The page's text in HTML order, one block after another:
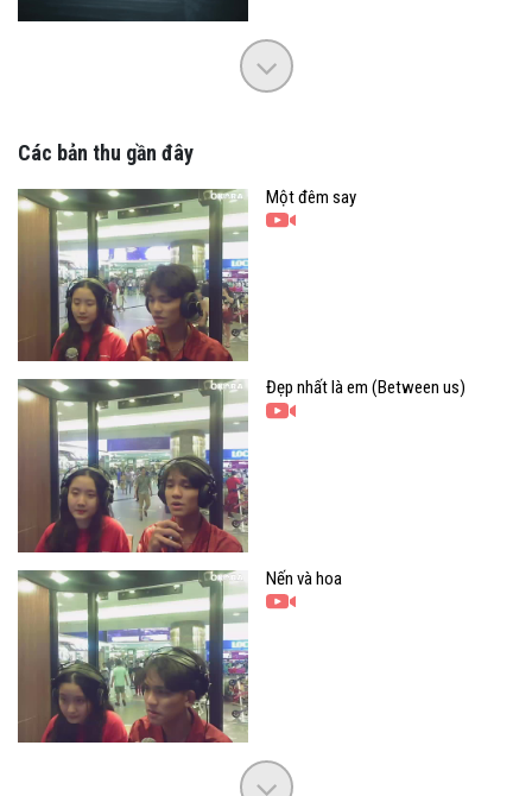
Các bản thu gần đây
Một đêm say
Đẹp nhất là em (Between us)
Nến và hoa